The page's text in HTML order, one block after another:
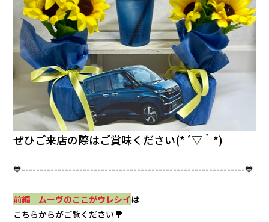
ぜひご来店の際はご賞味ください(*´▽｀*)
💙--------------------------------------------------------------💙
前編 ムーヴのここがウレシイは
こちらからがご覧ください 🌳